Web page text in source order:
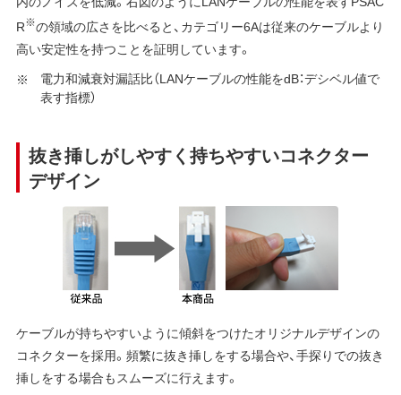
R※の領域の広さを比べると、カテゴリー6Aは従来のケーブルより
高い安定性を持つことを証明しています。
電力和減衰対漏話比（LANケーブルの性能をdB：デシベル値で
表す指標）
抜き挿しがしやすく持ちやすいコネクター
デザイン
ケーブルが持ちやすいように傾斜をつけたオリジナルデザインの
コネクターを採用。頻繁に抜き挿しをする場合や、手探りでの抜き
挿しをする場合もスムーズに行えます。